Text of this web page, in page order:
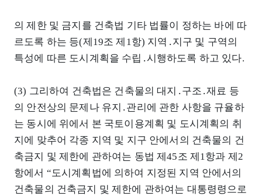
의 제한 및 금지를 건축법 기타 법률이 정하는 바에 따
르도록 하는 등(제19조 제1항) 지역․지구 및 구역의
특성에 따른 도시계획을 수립․시행하도록 하고 있다.
(3) 그리하여 건축법은 건축물의 대지․구조․재료 등
의 안전상의 문제나 유지․관리에 관한 사항을 규율하
는 동시에 위에서 본 국토이용계획 및 도시계획의 취
지에 맞추어 각종 지역 및 지구 안에서의 건축물의 건
축금지 및 제한에 관하여는 동법 제45조 제1항과 제2
항에서 “도시계획법에 의하여 지정된 지역 안에서의
건축물의 건축금지 및 제한에 관하여는 대통령령으로